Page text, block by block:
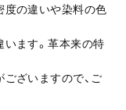
度の違いや染料の色
います。革本来の特
ございますので、ご